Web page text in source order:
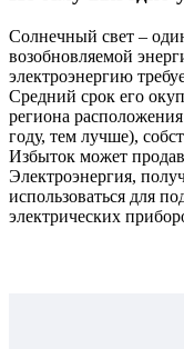
Солнечный свет –
возобновляемой
электроэнергию
Средний срок его
региона
году, тем лучше),
Избыток может
Электроэнергия,
использоваться для
электрических